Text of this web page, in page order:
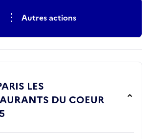
Autres actions
LES
DU COEUR